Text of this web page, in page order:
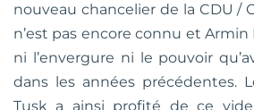
nouveau chancelier de la CDU /
n’est pas encore connu et Armin
ni l’envergure ni le pouvoir
dans les années précédentes.
Tusk a ainsi profité de ce